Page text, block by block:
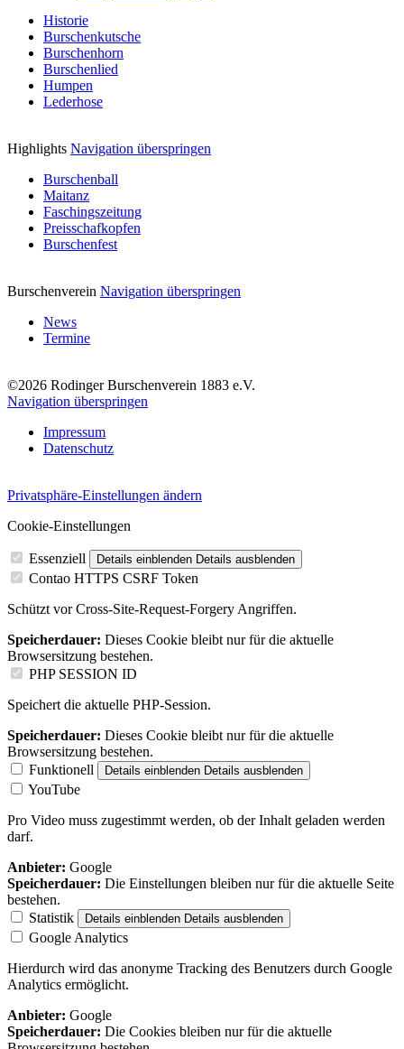
Historie
Burschenkutsche
Burschenhorn
Burschenlied
Humpen
Lederhose
Highlights Navigation überspringen
Burschenball
Maitanz
Faschingszeitung
Preisschafkopfen
Burschenfest
Burschenverein Navigation überspringen
News
Termine
©2026 Rodinger Burschenverein 1883 e.V.
Navigation überspringen
Impressum
Datenschutz
Privatsphäre-Einstellungen ändern
Cookie-Einstellungen
Essenziell Details einblenden Details ausblenden
Contao HTTPS CSRF Token
Schützt vor Cross-Site-Request-Forgery Angriffen.
Speicherdauer: Dieses Cookie bleibt nur für die aktuelle
Browsersitzung bestehen.
PHP SESSION ID
Speichert die aktuelle PHP-Session.
Speicherdauer: Dieses Cookie bleibt nur für die aktuelle
Browsersitzung bestehen.
Funktionell
Details einblenden Details ausblenden
YouTube
Pro Video muss zugestimmt werden, ob der Inhalt geladen werden
darf.
Anbieter: Google
Speicherdauer: Die Einstellungen bleiben nur für die aktuelle Seite
bestehen.
Statistik
Details einblenden Details ausblenden
Google Analytics
Hierdurch wird das anonyme Tracking des Benutzers durch Google
Analytics ermöglicht.
Anbieter: Google
Speicherdauer: Die Cookies bleiben nur für die aktuelle